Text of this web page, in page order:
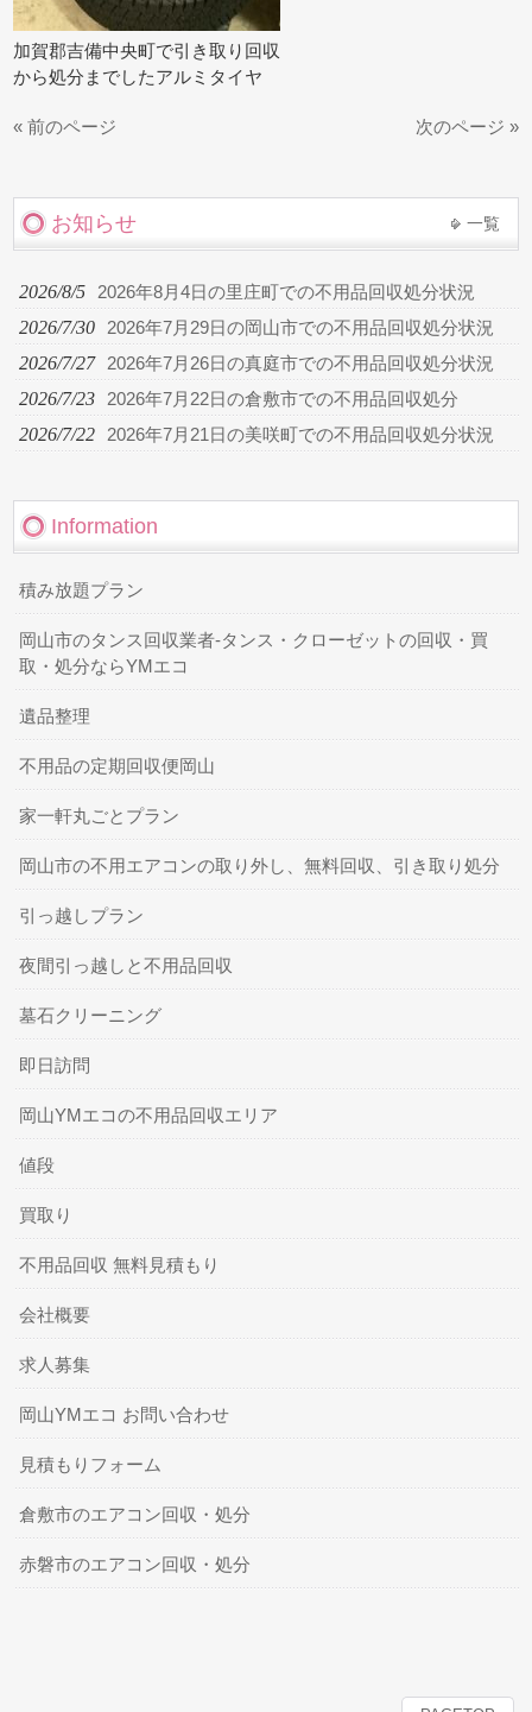
加賀郡吉備中央町で引き取り回収
から処分までしたアルミタイヤ
« 前のページ 次のページ »
お知らせ 一覧
2026/8/5 2026年8月4日の里庄町での不用品回収処分状況
2026/7/30 2026年7月29日の岡山市での不用品回収処分状況
2026/7/27 2026年7月26日の真庭市での不用品回収処分状況
2026/7/23 2026年7月22日の倉敷市での不用品回収処分
2026/7/22 2026年7月21日の美咲町での不用品回収処分状況
Information
積み放題プラン
岡山市のタンス回収業者-タンス・クローゼットの回収・買
取・処分ならYMエコ
遺品整理
不用品の定期回収便岡山
家一軒丸ごとプラン
岡山市の不用エアコンの取り外し、無料回収、引き取り処分
引っ越しプラン
夜間引っ越しと不用品回収
墓石クリーニング
即日訪問
岡山YMエコの不用品回収エリア
値段
買取り
不用品回収 無料見積もり
会社概要
求人募集
岡山YMエコ お問い合わせ
見積もりフォーム
倉敷市のエアコン回収・処分
赤磐市のエアコン回収・処分